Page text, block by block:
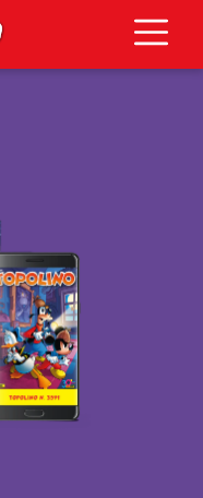
Topolino.it